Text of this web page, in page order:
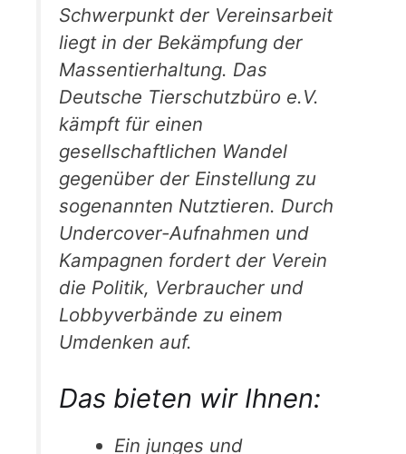
Schwerpunkt der Vereinsarbeit
liegt in der Bekämpfung der
Massentierhaltung. Das
Deutsche Tierschutzbüro e.V.
kämpft für einen
gesellschaftlichen Wandel
gegenüber der Einstellung zu
sogenannten Nutztieren. Durch
Undercover-Aufnahmen und
Kampagnen fordert der Verein
die Politik, Verbraucher und
Lobbyverbände zu einem
Umdenken auf.
Das bieten wir Ihnen:
Ein junges und